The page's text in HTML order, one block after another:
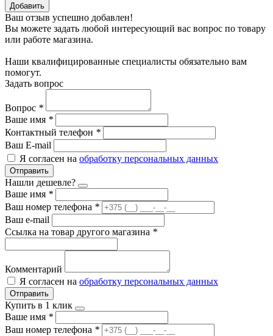
Добавить
Ваш отзыв успешно добавлен!
Вы можете задать любой интересующий вас вопрос по товару
или работе магазина.
Наши квалифицированные специалисты обязательно вам
помогут.
Задать вопрос
Вопрос *
Ваше имя *
Контактный телефон *
Ваш E-mail
Я согласен на обработку персональных данных
Отправить
Нашли дешевле?
Ваше имя *
Ваш номер телефона *
Ваш e-mail
Ссылка на товар другого магазина *
Комментарий
Я согласен на обработку персональных данных
Отправить
Купить в 1 клик
Ваше имя *
Ваш номер телефона *